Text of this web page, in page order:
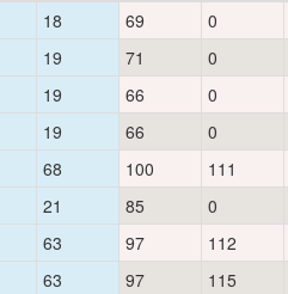
18 69 0
19 71 0
19 66 0
19 66 0
68 100 111
21 85 0
63 97 112
63 97 115